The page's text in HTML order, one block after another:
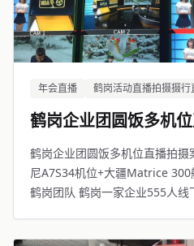
年会直播 鹤岗活动直播拍摄摄行
鹤岗企业团圆饭多机
鹤岗企业团圆饭多机位直播拍
尼A7S34机位+大疆Matrice
鹤岗团队 鹤岗一家企业555人